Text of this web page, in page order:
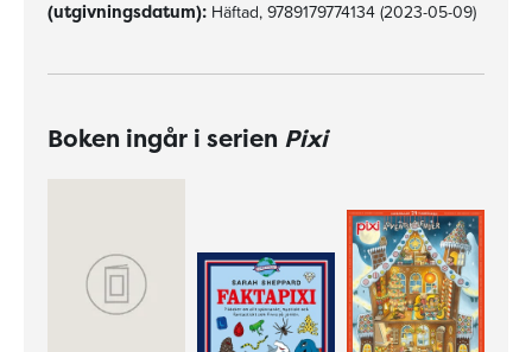
(utgivningsdatum): Häftad, 9789179774134 (2023-05-09)
Boken ingår i serien Pixi